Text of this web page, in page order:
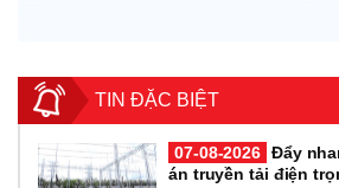
TIN ĐẶC BIỆT
07-08-2026 Đẩy
án truyền tải điện